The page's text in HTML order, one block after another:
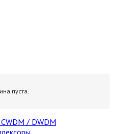
пуста.
/ DWDM